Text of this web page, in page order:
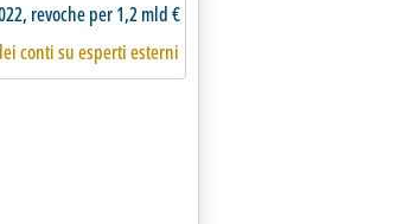
revoche per 1,2 mld €
conti su esperti esterni